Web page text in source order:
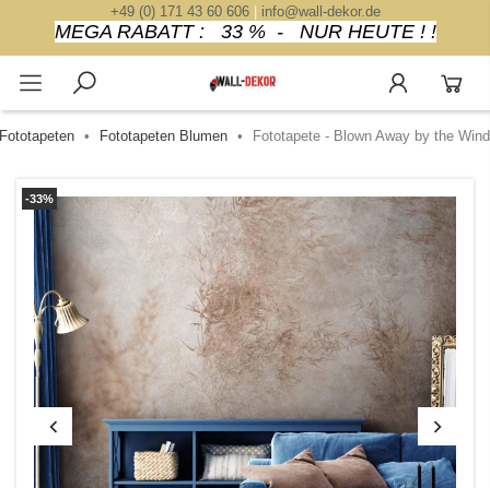
+49 (0) 171 43 60 606| info@wall-dekor.de
MEGA RABATT : 33 % - NUR HEUTE ! !
Fototapeten Fototapeten Blumen Fototapete - Blown Away by the Wind
-33%